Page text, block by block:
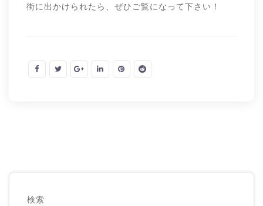
街に出かけられたら、ぜひご覧になって下さい！
検索